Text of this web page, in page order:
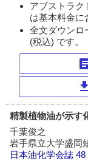
アブストラク
は基本料金に
全文ダウンロ
(税込) です。
download
精製植物油が示す
千葉俊之
岩手県立大学盛岡
日本油化学会誌